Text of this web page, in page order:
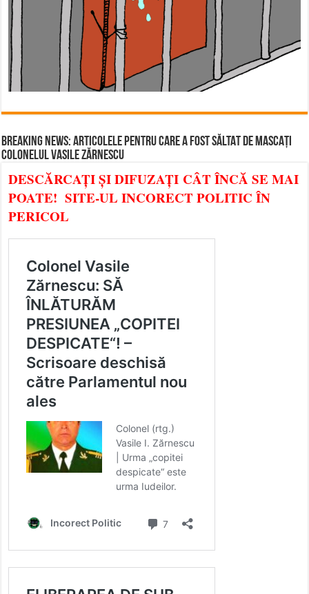
BREAKING NEWS: ARTICOLELE PENTRU CARE A FOST SĂLTAT DE MASCAȚI
COLONELUL VASILE ZĂRNESCU
DESCĂRCAȚI ȘI DIFUZAȚI CÂT ÎNCĂ SE MAI
POATE! SITE-UL INCORECT POLITIC ÎN
PERICOL